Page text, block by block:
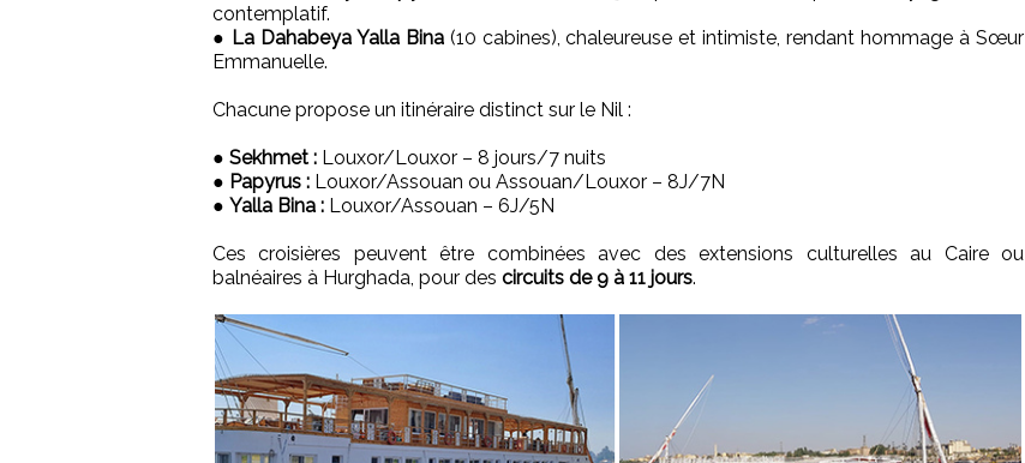
contemplatif.
● La Dahabeya Yalla Bina(10 cabines), chaleureuse et intimiste, rendant hommage à Sœur
Emmanuelle.
Chacune propose un itinéraire distinct sur le Nil :
● Sekhmet : Louxor/Louxor – 8 jours/7 nuits
● Papyrus : Louxor/Assouan ou Assouan/Louxor – 8J/7N
● Yalla Bina : Louxor/Assouan – 6J/5N
Ces croisières peuvent être combinées avec des extensions culturelles au Caire ou
balnéaires à Hurghada, pour des circuits de 9 à 11 jours.